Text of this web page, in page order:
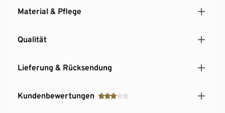
Material & Pflege
Qualität
Lieferung & Rücksendung
Kundenbewertungen